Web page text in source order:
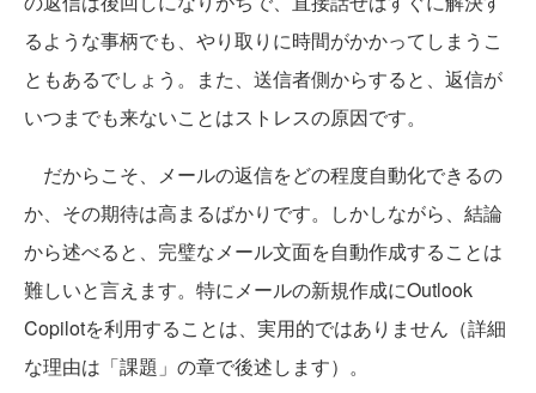
るような事柄でも、やり取りに時間がかかってしまうこ
ともあるでしょう。また、送信者側からすると、返信が
いつまでも来ないことはストレスの原因です。
だからこそ、メールの返信をどの程度自動化できるの
か、その期待は高まるばかりです。しかしながら、結論
から述べると、完璧なメール文面を自動作成することは
難しいと言えます。特にメールの新規作成にOutlook
Copilotを利用することは、実用的ではありません（詳細
な理由は「課題」の章で後述します）。